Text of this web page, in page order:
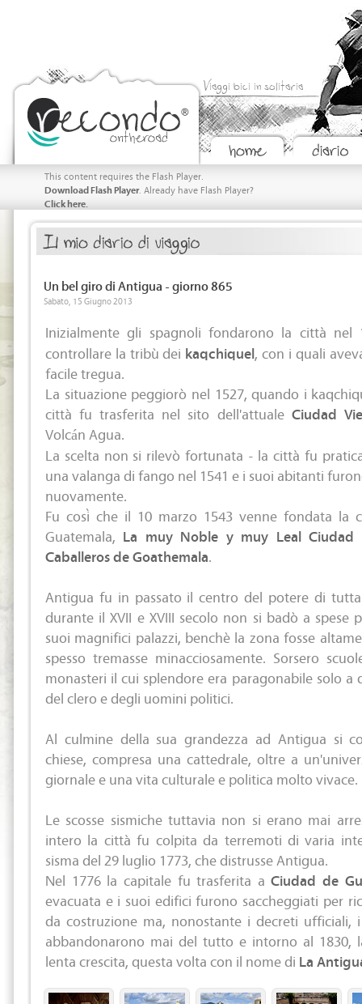
Viaggi bici in solitaria
This content requires the Flash Player.
Download Flash Player. Already have Flash Player?
Click here.
Un bel giro di Antigua - giorno 865
Sabato, 15 Giugno 2013
Inizialmente gli spagnoli fondarono la città
controllare la tribù dei kaqchiquel, con i quali
facile tregua.
La situazione peggiorò nel 1527, quando i
città fu trasferita nel sito dell'attuale Ciudad
Volcán Agua.
La scelta non si rilevò fortunata - la città fu
una valanga di fango nel 1541 e i suoi abitanti
nuovamente.
Fu così che il 10 marzo 1543 venne fondata la
Guatemala, La muy Noble y muy Leal Ciudad
Caballeros de Goathemala.
Antigua fu in passato il centro del potere di
durante il XVII e XVIII secolo non si badò a spese
suoi magnifici palazzi, benchè la zona fosse
spesso tremasse minacciosamente. Sorsero
monasteri il cui splendore era paragonabile solo a
del clero e degli uomini politici.
Al culmine della sua grandezza ad Antigua si
chiese, compresa una cattedrale, oltre a
giornale e una vita culturale e politica molto vivace.
Le scosse sismiche tuttavia non si erano mai
intero la città fu colpita da terremoti di varia
sisma del 29 luglio 1773, che distrusse Antigua.
Nel 1776 la capitale fu trasferita aCiudad de
evacuata e i suoi edifici furono saccheggiati per
da costruzione ma, nonostante i decreti
abbandonarono mai del tutto e intorno al 1830,
lenta crescita, questa volta con il nome di La